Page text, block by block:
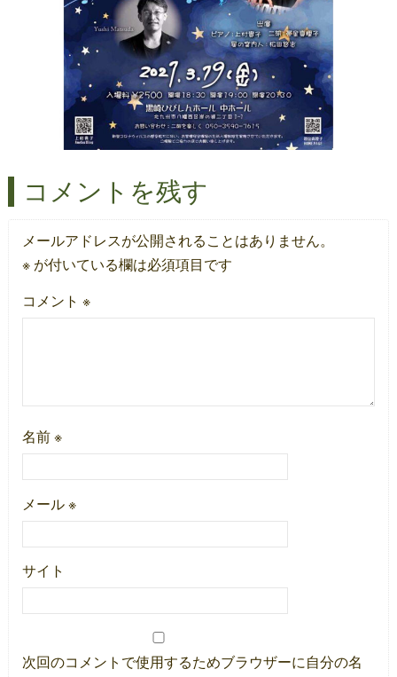
コメントを残す
メールアドレスが公開されることはありません。
※が付いている欄は必須項目です
コメント ※
名前 ※
メール ※
サイト
次回のコメントで使用するためブラウザーに自分の名